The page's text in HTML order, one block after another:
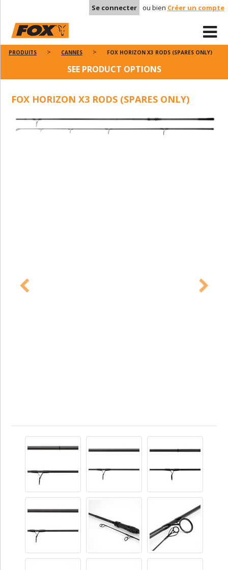
Se connecter ou bien Créer un compte
PRODUITS CANNES FOX HORIZON X3 RODS (SPARES ONLY)
SEE PRODUCT OPTIONS
FOX HORIZON X3 RODS (SPARES ONLY)